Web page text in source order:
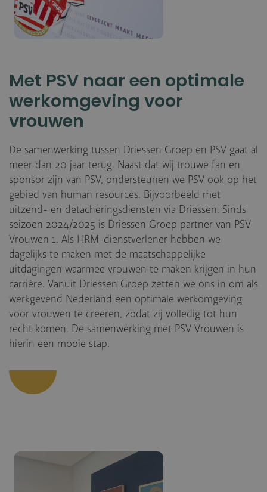
Met PSV naar een optimale
werkomgeving voor
vrouwen
De samenwerking tussen Driessen Groep en PSV gaat al
meer dan 20 jaar terug. Naast dat wij trouwe fan en
sponsor zijn van PSV, ondersteunen we PSV ook op het
gebied van human resources. Bijvoorbeeld met
uitzend- en detacheringsdiensten via Driessen. Sinds
seizoen 2024/2025 is Driessen Groep partner van PSV
Vrouwen 1. Als HRM-dienstverlener hebben we
dagelijks te maken met de maatschappelijke
uitdagingen waarmee vrouwen te maken krijgen in hun
carrière. Vanuit Driessen Groep zetten we ons in om als
werkgevend Nederland een optimale werkomgeving
voor vrouwen te creëren, zodat zij volledig tot hun
recht komen. De samenwerking met PSV Vrouwen is
hierin een mooie stap.